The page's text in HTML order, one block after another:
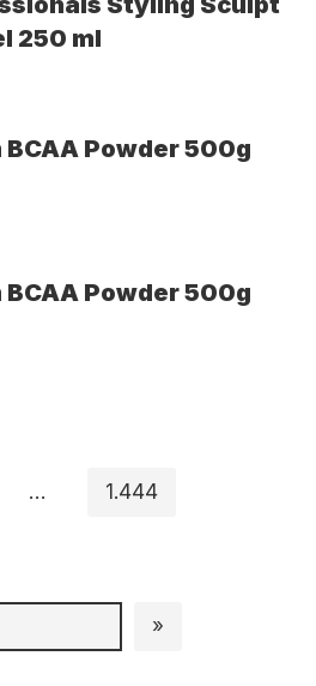
250 ml
Powder 500g
Powder 500g
… 1.444